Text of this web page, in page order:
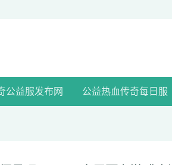
公益服发布网 公益热血传奇每日服